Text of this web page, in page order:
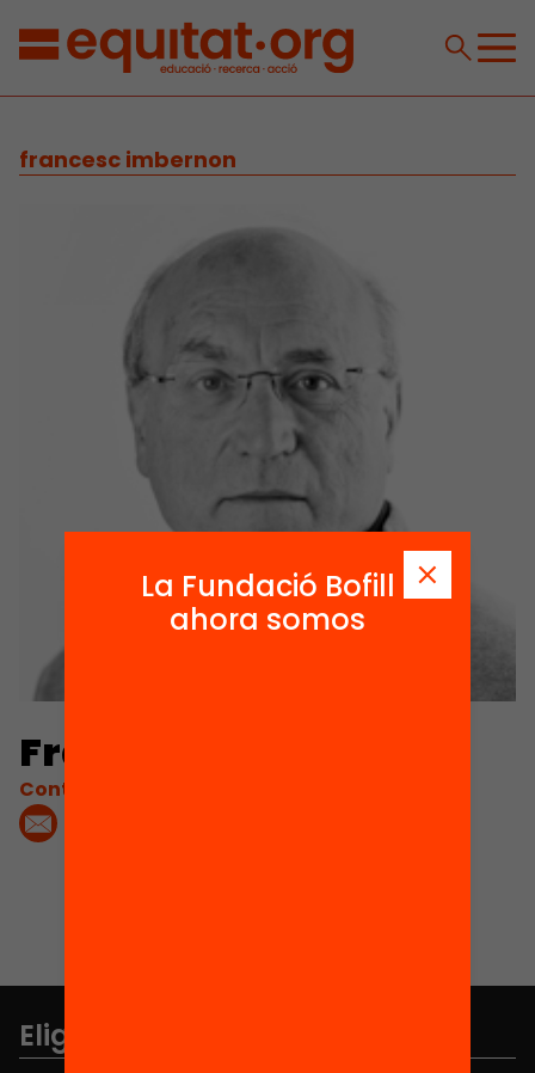
francesc imbernon
Francesc Imbernon
Contacta'm:
Elige equidad
La Fundació Bofill
ahora somos